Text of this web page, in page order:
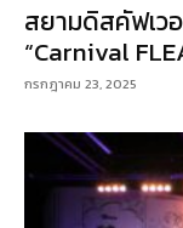
สยามดิสคัฟเว
“Carnival
กรกฎาคม 23, 2025